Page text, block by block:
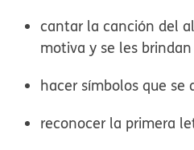
cantar la canción del
motiva y se les
hacer símbolos que se
reconocer la primera